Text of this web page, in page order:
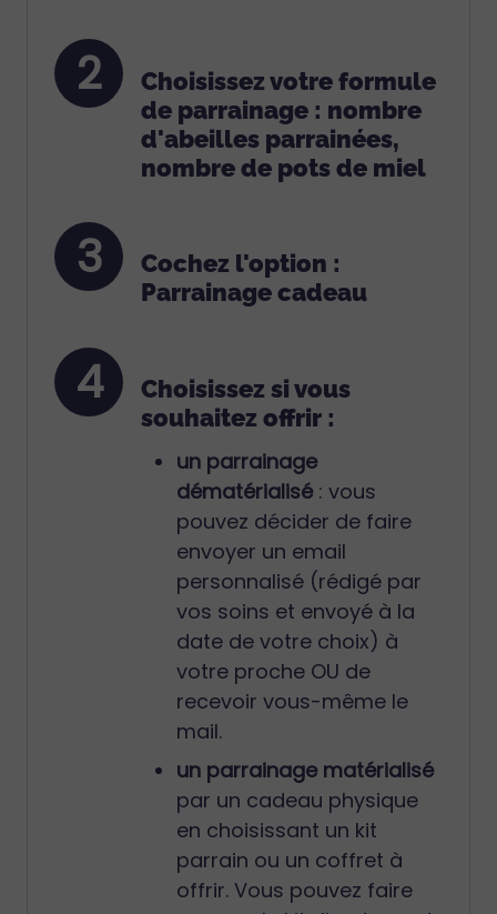
2
Choisissez votre formule
de parrainage : nombre
d'abeilles parrainées,
nombre de pots de miel
3
Cochez l'option :
Parrainage cadeau
4
Choisissez si vous
souhaitez offrir :
un parrainage
dématérialisé: vous
pouvez décider de faire
envoyer un email
personnalisé (rédigé par
vos soins et envoyé à la
date de votre choix) à
votre proche OU de
recevoir vous-même le
mail.
un parrainage matérialisé
par un cadeau physique
en choisissant un kit
parrain ou un coffret à
offrir. Vous pouvez faire